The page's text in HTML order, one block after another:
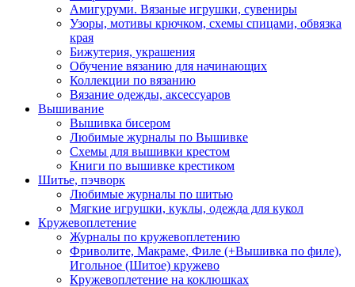
Амигуруми. Вязаные игрушки, сувениры
Узоры, мотивы крючком, схемы спицами, обвязка
края
Бижутерия, украшения
Обучение вязанию для начинающих
Коллекции по вязанию
Вязание одежды, аксессуаров
Вышивание
Вышивка бисером
Любимые журналы по Вышивке
Схемы для вышивки крестом
Книги по вышивке крестиком
Шитье, пэчворк
Любимые журналы по шитью
Мягкие игрушки, куклы, одежда для кукол
Кружевоплетение
Журналы по кружевоплетению
Фриволите, Макраме, Филе (+Вышивка по филе),
Игольное (Шитое) кружево
Кружевоплетение на коклюшках